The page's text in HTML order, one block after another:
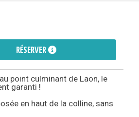
RÉSERVER
point culminant de Laon, le
garanti !
en haut de la colline, sans